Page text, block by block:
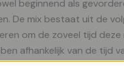
beginnend als
mix bestaat uit de
om de zoveel tijd
afhankelijk van de
Heb je de box